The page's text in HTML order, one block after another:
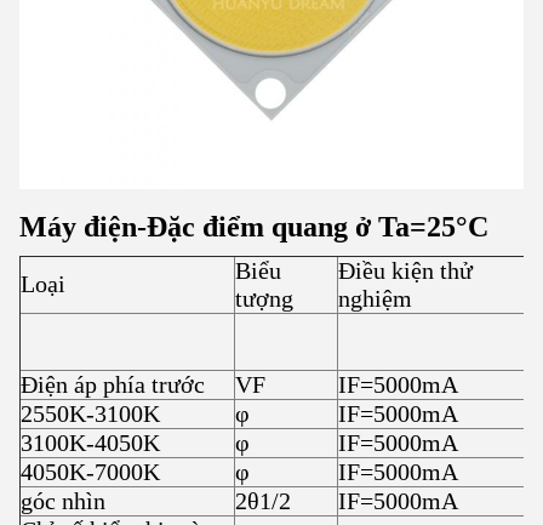
Máy điện-Đặc điểm quang ở Ta=25°C
Loại
Biểu
tượng
Điều kiện thử
nghiệm
Điện áp phía trước
VF IF=5000mA
2550K-3100K
φ IF=5000mA
3100K-4050K
φ IF=5000mA
4050K-7000K
φ IF=5000mA
góc nhìn
2θ1/2
IF=5000mA